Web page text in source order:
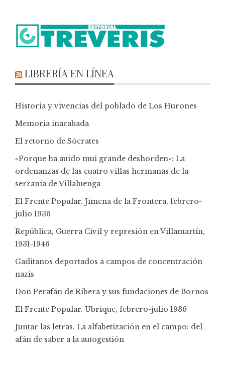
LIBRERÍA EN LÍNEA
Historia y vivencias del poblado de Los Hurones
Memoria inacabada
El retorno de Sócrates
«Porque ha auido mui grande deshorden»: La
ordenanzas de las cuatro villas hermanas de la
serranía de Villaluenga
El Frente Popular. Jimena de la Frontera, febrero-
julio 1936
República, Guerra Civil y represión en Villamartín,
1931-1946
Gaditanos deportados a campos de concentración
nazis
Don Perafán de Ribera y sus fundaciones de Bornos
El Frente Popular. Ubrique, febrero-julio 1936
Juntar las letras. La alfabetización en el campo: del
afán de saber a la autogestión